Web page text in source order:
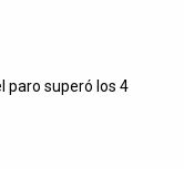
paro superó los 4